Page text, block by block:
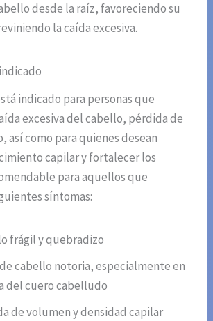
desde la raíz, favoreciendo su
la caída excesiva.
indicado para personas que
excesiva del cabello, pérdida de
así como para quienes desean
capilar y fortalecer los
para aquellos que
síntomas:
frágil y quebradizo
cabello notoria, especialmente en
del cuero cabelludo
de volumen y densidad capilar